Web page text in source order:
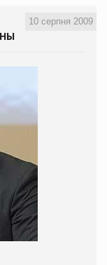
10 серпня 2009